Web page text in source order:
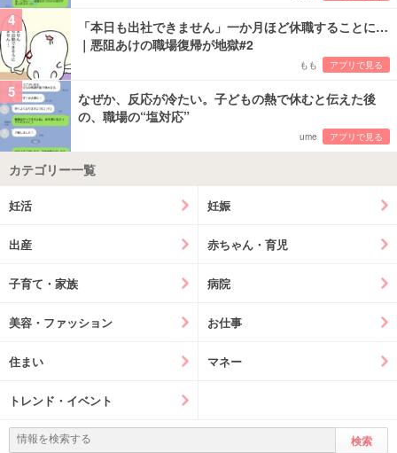
4
「本日も出社できません」一か月ほど休職することに…
｜悪阻あけの職場復帰が地獄#2
もも アプリで見る
5
なぜか、反応が冷たい。子どもの熱で休むと伝えた後
の、職場の“塩対応”
ume アプリで見る
カテゴリー一覧
妊活 妊娠
出産 赤ちゃん・育児
子育て・家族 病院
美容・ファッション お仕事
住まい マネー
トレンド・イベント